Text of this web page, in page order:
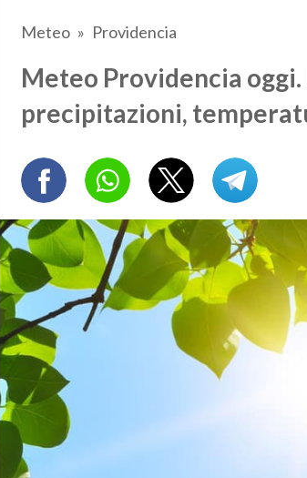
Meteo Providencia
Meteo Providencia
precipitazioni,